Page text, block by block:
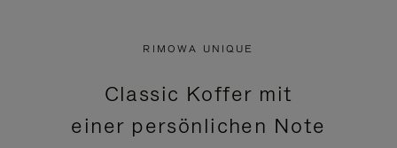
PAUSIERT,
BITTE
KLICKEN
SIE
RIMOWA UNIQUE
Classic Koffer mit
einer persönlichen Note